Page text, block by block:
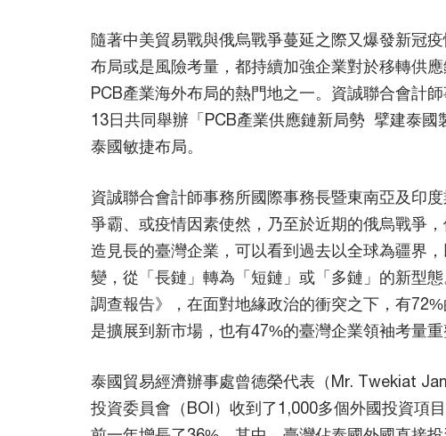
隨著中美貿易戰與俄烏戰爭蔓延之際又爆發新冠
布局或是風險考量，都持續加強企業對於移轉供
PCB產業海外布局的熱門地之一。資誠聯合會計
13日共同舉辦「PCB產業供應鏈新局勢 擘建泰
泰國敏捷布局。
資誠聯合會計師事務所國際事務長暨東南亞及印
爭霸、或疫情因素使然，乃至於近期的俄烏戰爭
造見長的臺灣企業，可以看到過去以全球為疆界
變，從「長鏈」轉為「短鏈」或「多鏈」的新型
調查報告》，在面對地緣政治的衝突之下，有
是擴展到新市場，也有47%的臺灣企業領袖考量重
泰國貿易經濟辦事處曾德榮代表（Mr. Twekiat
投資委員會（BOI）收到了1,000多個外國投資項